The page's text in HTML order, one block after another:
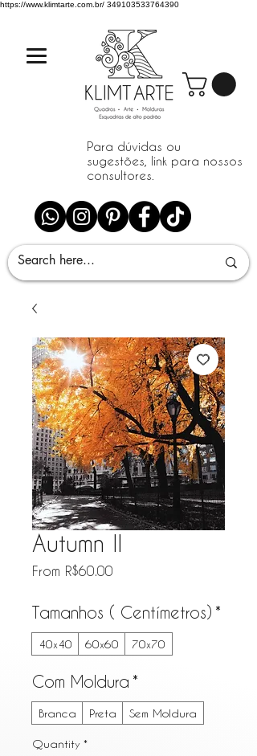
https://www.klimtarte.com.br/ 349103533764390
Para dúvidas ou
sugestões, link para nossos
consultores.
Autumn II
From R$60.00
Tamanhos ( Centímetros) *
40x40 60x60 70x70
Com Moldura *
Branca Preta Sem Moldura
Quantity *